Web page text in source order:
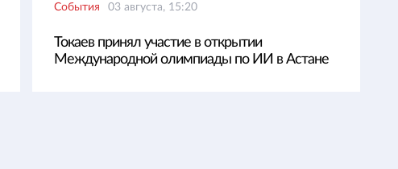
События 03 августа, 15:20
Токаев принял участие в открытии
Международной олимпиады по ИИ в Астане